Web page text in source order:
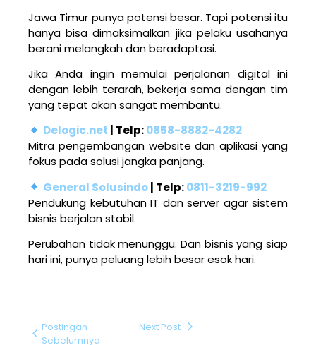
Jawa Timur punya potensi besar. Tapi potensi itu
hanya bisa dimaksimalkan jika pelaku usahanya
berani melangkah dan beradaptasi.
Jika Anda ingin memulai perjalanan digital ini
dengan lebih terarah, bekerja sama dengan tim
yang tepat akan sangat membantu.
Delogic.net | Telp:0858-8882-4282
Mitra pengembangan website dan aplikasi yang
fokus pada solusi jangka panjang.
General Solusindo| Telp:0811-3219-992
Pendukung kebutuhan IT dan server agar sistem
bisnis berjalan stabil.
Perubahan tidak menunggu. Dan bisnis yang siap
hari ini, punya peluang lebih besar esok hari.
Postingan
Sebelumnya
Next Post